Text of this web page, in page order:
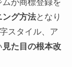
ムが商標登録を
ング方法となり
スタイル、ア
見た目の根本改